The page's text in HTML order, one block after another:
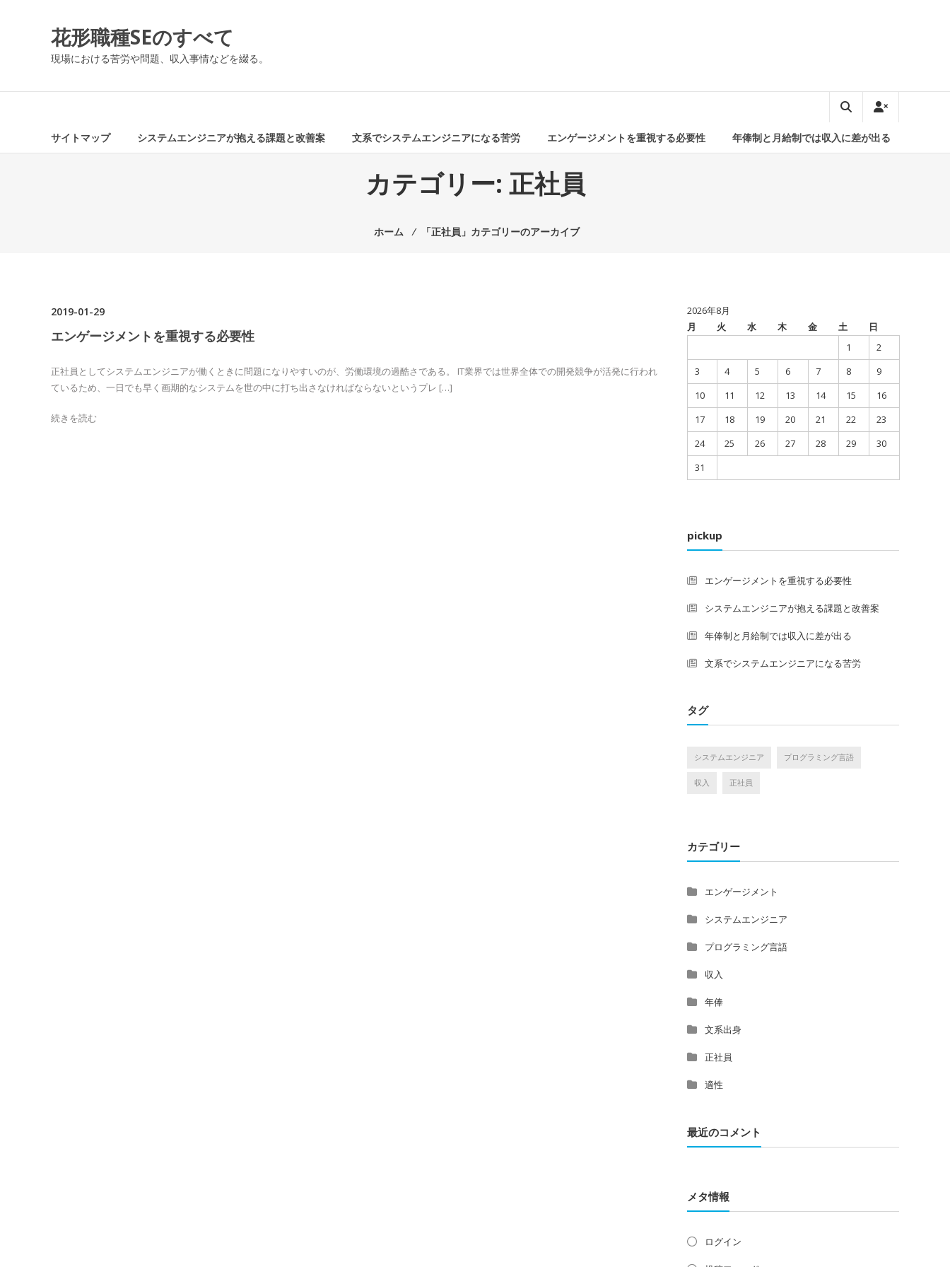
へ
プ
花形職種SEのすべて
現場における苦労や問題、収入事情などを綴る。
サイトマップ システムエンジニアが抱える課題と改善案 文系でシステムエンジニアになる苦労 エンゲージメントを重視する必要性 年俸制と月給制では収入に差が出る
カテゴリー: 正社員
ホーム ⁄ 「正社員」カテゴリーのアーカイブ
2019-01-29
エンゲージメントを重視する必要性
正社員としてシステムエンジニアが働くときに問題になりやすいのが、労働環境の過酷さである。 IT業界では世界全体での開発競争が活発に行われ
ているため、一日でも早く画期的なシステムを世の中に打ち出さなければならないというプレ […]
続きを読む
2026年8月
月
火 水 木 金 土
日
1
2
3
4 5 6 7 8
9
10
11 12 13 14 15
16
17
18 19 20 21 22
23
24
25 26 27 28 29
30
31
pickup
エンゲージメントを重視する必要性
システムエンジニアが抱える課題と改善案
年俸制と月給制では収入に差が出る
文系でシステムエンジニアになる苦労
タグ
システムエンジニア プログラミング言語
収入 正社員
カテゴリー
エンゲージメント
システムエンジニア
プログラミング言語
収入
年俸
文系出身
正社員
適性
最近のコメント
メタ情報
ログイン